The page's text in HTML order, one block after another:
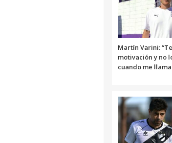
Martín Varini:
motivación y no
cuando me